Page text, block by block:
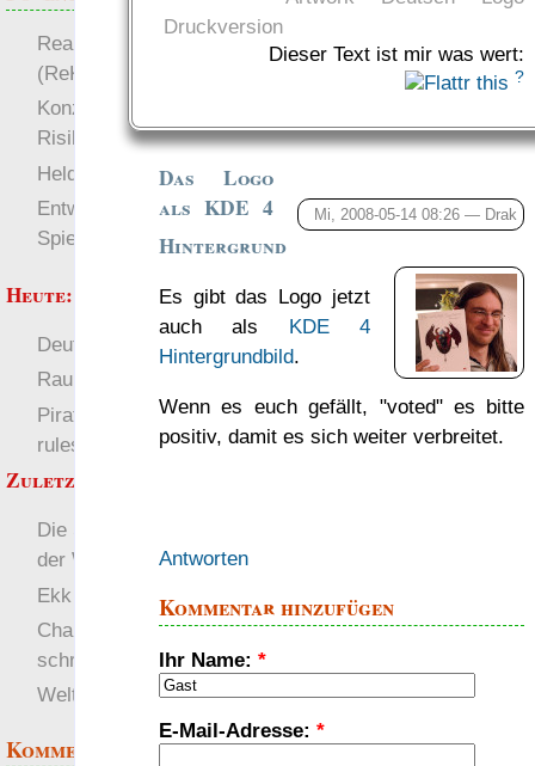
Druckversion
Dieser Text ist mir was wert:
?
Mi, 2008-05-14 08:26 — Drak
Das Logo
als KDE 4
Hintergrund
Es gibt das Logo jetzt
auch als KDE 4
Hintergrundbild.
Wenn es euch gefällt, "voted" es bitte
positiv, damit es sich weiter verbreitet.
Antworten
Kommentar hinzufügen
Ihr Name: *
E-Mail-Adresse: *
Realistische Kämpfe
(ReKa)
Konzept für Schwächen:
Risiko
Heldendokument
Entwicklung von
Spielwelten
more
Heute:
Deutsch
Welten
RaumZeit
Pirate Party Flyerbook
rules
Zuletzt angezeigt:
Die Schwesternschaft
der Wissenden
Ekk in Gefahr
Charakter griffig
schreiben
Welten
Kommentare